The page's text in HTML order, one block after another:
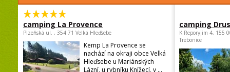
camping La Provence
Plzeňská ul. , 354 71 Velká Hleďsebe
Kemp La Provence se
nachází na okraji obce Velká
Hleďsebe u Mariánských
Lázní, u rybníku Knížecí, v ...
camping
K Reporyjim 4, 155
Trebonice